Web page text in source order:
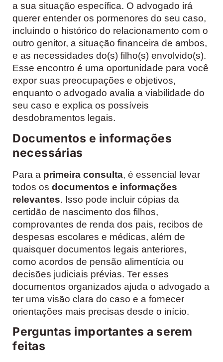
a sua situação específica. O advogado irá
querer entender os pormenores do seu caso,
incluindo o histórico do relacionamento com o
outro genitor, a situação financeira de ambos,
e as necessidades do(s) filho(s) envolvido(s).
Esse encontro é uma oportunidade para você
expor suas preocupações e objetivos,
enquanto o advogado avalia a viabilidade do
seu caso e explica os possíveis
desdobramentos legais.
Documentos e informações
necessárias
Para a primeira consulta, é essencial levar
todos os documentos e informações
relevantes. Isso pode incluir cópias da
certidão de nascimento dos filhos,
comprovantes de renda dos pais, recibos de
despesas escolares e médicas, além de
quaisquer documentos legais anteriores,
como acordos de pensão alimentícia ou
decisões judiciais prévias. Ter esses
documentos organizados ajuda o advogado a
ter uma visão clara do caso e a fornecer
orientações mais precisas desde o início.
Perguntas importantes a serem
feitas